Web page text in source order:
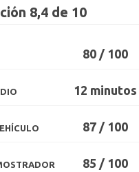
8,4 de 10
80 / 100
12 minutos
87 / 100
85 / 100